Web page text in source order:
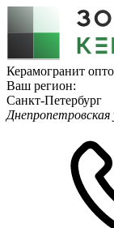
Керамогранит
Ваш регион:
Санкт-Петербург